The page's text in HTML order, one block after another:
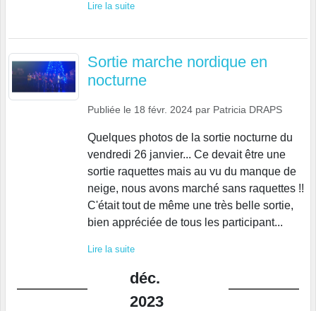
Lire la suite
Sortie marche nordique en
nocturne
Publiée le 18 févr. 2024 par Patricia DRAPS
Quelques photos de la sortie nocturne du
vendredi 26 janvier... Ce devait être une
sortie raquettes mais au vu du manque de
neige, nous avons marché sans raquettes !!
C'était tout de même une très belle sortie,
bien appréciée de tous les participant...
Lire la suite
déc.
2023